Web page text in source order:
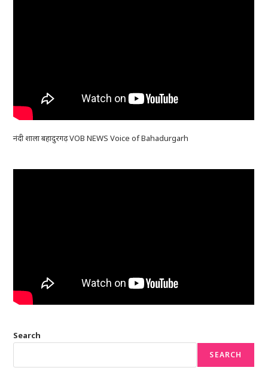
नंदी शाला बहादुरगढ़ VOB NEWS Voice of Bahadurgarh
Search
SEARCH